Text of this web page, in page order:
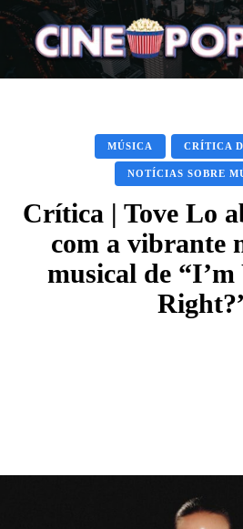
MÚSICA CRÍTICA
NOTÍCIAS SOBRE
Crítica | Tove Lo
com a vibrante
musical de